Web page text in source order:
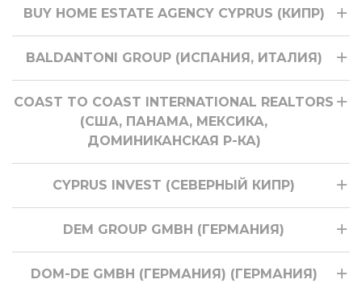
BUY HOME ESTATE AGENCY CYPRUS (КИПР)
BALDANTONI GROUP (ИСПАНИЯ, ИТАЛИЯ)
COAST TO COAST INTERNATIONAL REALTORS
(США, ПАНАМА, МЕКСИКА,
ДОМИНИКАНСКАЯ Р-КА)
CYPRUS INVEST (СЕВЕРНЫЙ КИПР)
DEM GROUP GMBH (ГЕРМАНИЯ)
DOM-DE GMBH (ГЕРМАНИЯ) (ГЕРМАНИЯ)